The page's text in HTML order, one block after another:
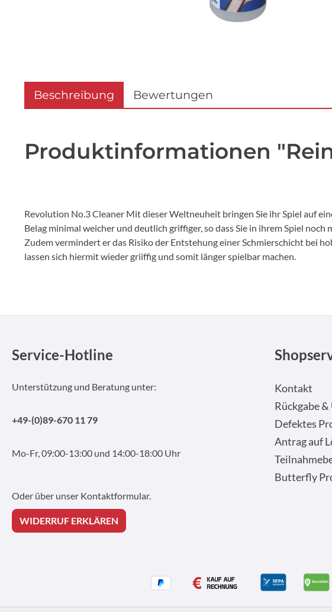
Beschreibung Bewertungen
Produktinformationen
Revolution No.3 Cleaner Mit dieser Weltneuheit bringen Sie ihr Spiel auf
Belag minimal weicher und deutlich griffiger, so dass Sie in ihrem Spiel noch
Zudem vermindert er das Risiko der Entstehung einer Schmierschicht bei
lassen sich hiermit wieder griiffig und somit länger spielbar machen.
Service-Hotline
Unterstützung und Beratung unter:
+49-(0)89-670 11 79
Mo-Fr, 09:00-13:00 und 14:00-18:00 Uhr
Oder über unser Kontaktformular.
WIDERRUF ERKLÄREN
Kontakt
Rückgabe
Defektes
Antrag auf
Butterfly